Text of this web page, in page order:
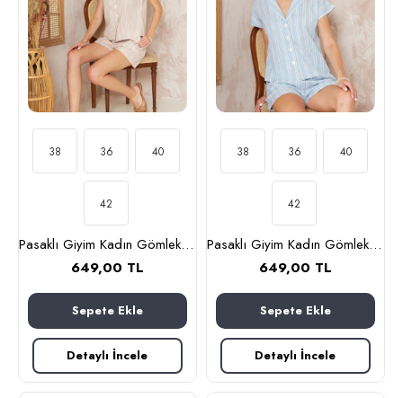
38 36 40
42
Pasaklı Giyim Kadın Gömlek-Şort Alt Üst Takım 3625310 Bej
649,00 TL
Sepete Ekle
Detaylı İncele
38 36 40
42
Pasaklı Giyim Kadın Gömlek-Şort Alt Üst Takım 3625310 Mavi
649,00 TL
Sepete Ekle
Detaylı İncele